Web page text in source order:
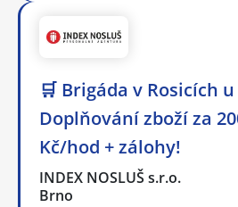
🛒 Brigáda v Rosicích
Doplňování zboží za
Kč/hod + zálohy!
INDEX NOSLUŠ s.r.o.
Brno